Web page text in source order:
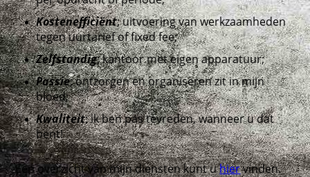
Kostenefficiënt; uitvoering van werkzaamheden
tegen uurtarief of fixed fee;
Zelfstandig; kantoor met eigen apparatuur;
Passie; ontzorgen en organiseren zit in mijn
bloed;
Kwaliteit; ik ben pas tevreden, wanneer u dat
bent!
Een overzicht van mijn diensten kunt uhiervinden.